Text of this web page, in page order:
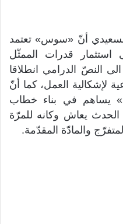
أنّ «سوس» تعتمد
قدرات الممثّل
النصّ الدرامي انطلاقا
لإشكالية العمل، كما أنّ
يساهم في بناء خطاب
يعاش وكانه للمرّة
والمادّة المقدّمة.